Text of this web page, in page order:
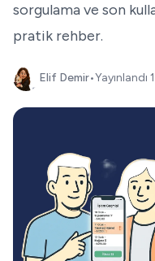
sorgulama ve son
pratik rehber.
Elif Demir•Yayınlandı